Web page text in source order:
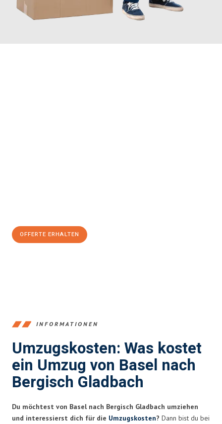
OFFERTE ERHALTEN
INFORMATIONEN
Umzugskosten: Was kostet
ein Umzug von Basel nach
Bergisch Gladbach
Du möchtest von Basel nach Bergisch Gladbach umziehen
und interessierst dich für die Umzugskosten? Dann bist du bei